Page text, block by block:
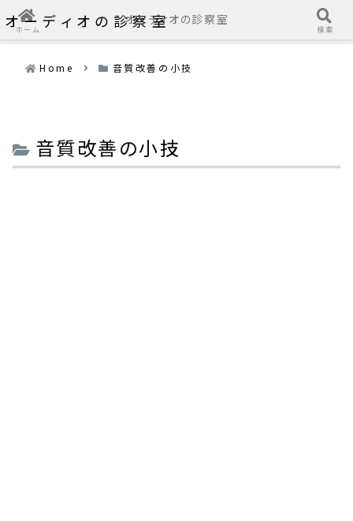
オーディオの診察室
Home 音質改善の小技
音質改善の小技
ホーム
オーディオの診察室
検索